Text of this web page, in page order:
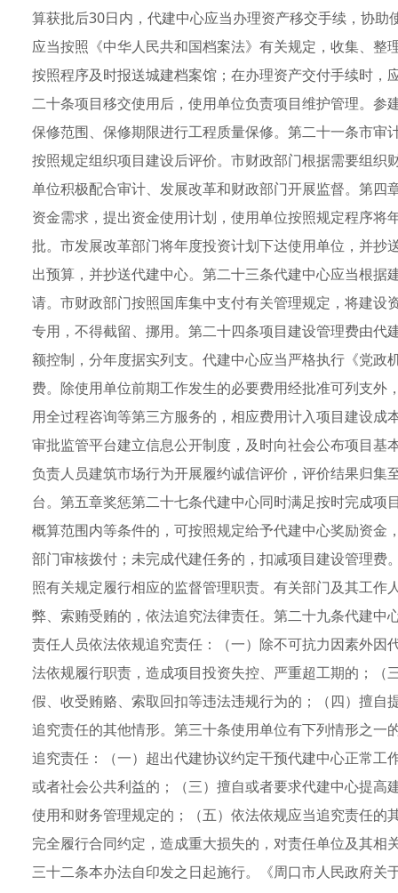
算获批后30日内，代建中心应当办理资产移交手续，协
应当按照《中华人民共和国档案法》有关规定，收集、
按照程序及时报送城建档案馆；在办理资产交付手续时
二十条项目移交使用后，使用单位负责项目维护管理。
保修范围、保修期限进行工程质量保修。第二十一条市
按照规定组织项目建设后评价。市财政部门根据需要组
单位积极配合审计、发展改革和财政部门开展监督。第
资金需求，提出资金使用计划，使用单位按照规定程序
批。市发展改革部门将年度投资计划下达使用单位，并
出预算，并抄送代建中心。第二十三条代建中心应当根
请。市财政部门按照国库集中支付有关管理规定，将建
专用，不得截留、挪用。第二十四条项目建设管理费由
额控制，分年度据实列支。代建中心应当严格执行《党
费。除使用单位前期工作发生的必要费用经批准可列支
用全过程咨询等第三方服务的，相应费用计入项目建设
审批监管平台建立信息公开制度，及时向社会公布项目
负责人员建筑市场行为开展履约诚信评价，评价结果归
台。第五章奖惩第二十七条代建中心同时满足按时完成
概算范围内等条件的，可按照规定给予代建中心奖励资
部门审核拨付；未完成代建任务的，扣减项目建设管理
照有关规定履行相应的监督管理职责。有关部门及其工
弊、索贿受贿的，依法追究法律责任。第二十九条代建
责任人员依法依规追究责任：（一）除不可抗力因素外
法依规履行职责，造成项目投资失控、严重超工期的；
假、收受贿赂、索取回扣等违法违规行为的；（四）擅
追究责任的其他情形。第三十条使用单位有下列情形之
追究责任：（一）超出代建协议约定干预代建中心正常
或者社会公共利益的；（三）擅自或者要求代建中心提
使用和财务管理规定的；（五）依法依规应当追究责任
完全履行合同约定，造成重大损失的，对责任单位及其
三十二条本办法自印发之日起施行。《周口市人民政府